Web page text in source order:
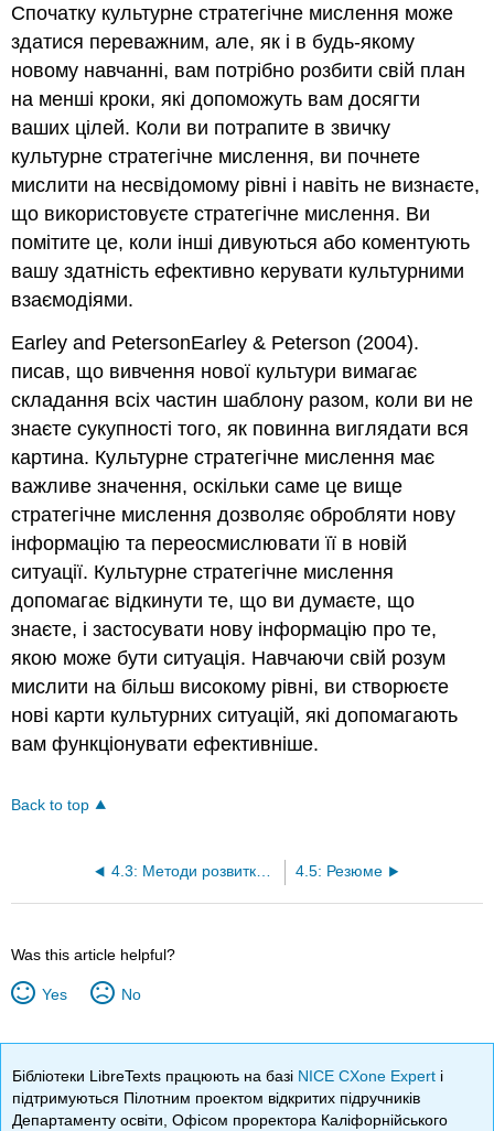
Спочатку культурне стратегічне мислення може
здатися переважним, але, як і в будь-якому
новому навчанні, вам потрібно розбити свій план
на менші кроки, які допоможуть вам досягти
ваших цілей. Коли ви потрапите в звичку
культурне стратегічне мислення, ви почнете
мислити на несвідомому рівні і навіть не визнаєте,
що використовуєте стратегічне мислення. Ви
помітите це, коли інші дивуються або коментують
вашу здатність ефективно керувати культурними
взаємодіями.
Earley and PetersonEarley & Peterson (2004).
писав, що вивчення нової культури вимагає
складання всіх частин шаблону разом, коли ви не
знаєте сукупності того, як повинна виглядати вся
картина. Культурне стратегічне мислення має
важливе значення, оскільки саме це вище
стратегічне мислення дозволяє обробляти нову
інформацію та переосмислювати її в новій
ситуації. Культурне стратегічне мислення
допомагає відкинути те, що ви думаєте, що
знаєте, і застосувати нову інформацію про те,
якою може бути ситуація. Навчаючи свій розум
мислити на більш високому рівні, ви створюєте
нові карти культурних ситуацій, які допомагають
вам функціонувати ефективніше.
Back to top
4.3: Методи розвитку стратегічного мислення 4.5: Резюме
Was this article helpful?
Yes No
Бібліотеки LibreTexts працюють на базі NICE CXone Expert і
підтримуються Пілотним проектом відкритих підручників
Департаменту освіти, Офісом проректора Каліфорнійського